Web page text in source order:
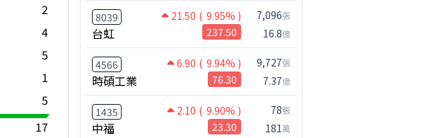
2
4
5
1
5
17
8039 21.50 ( 9.95% )
台虹 237.50
7,096張
16.8億
4566 6.90 ( 9.94% )
時碩工業 76.30
9,727張
7.37億
1435 2.10 ( 9.90% )
中福 23.30
78張
181萬